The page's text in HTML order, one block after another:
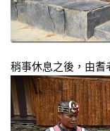
稍事休息之後，由耆